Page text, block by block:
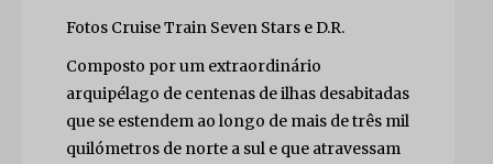
Fotos Cruise Train Seven Stars e D.R.
Composto por um extraordinário
arquipélago de centenas de ilhas desabitadas
que se estendem ao longo de mais de três mil
quilómetros de norte a sul e que atravessam
Close